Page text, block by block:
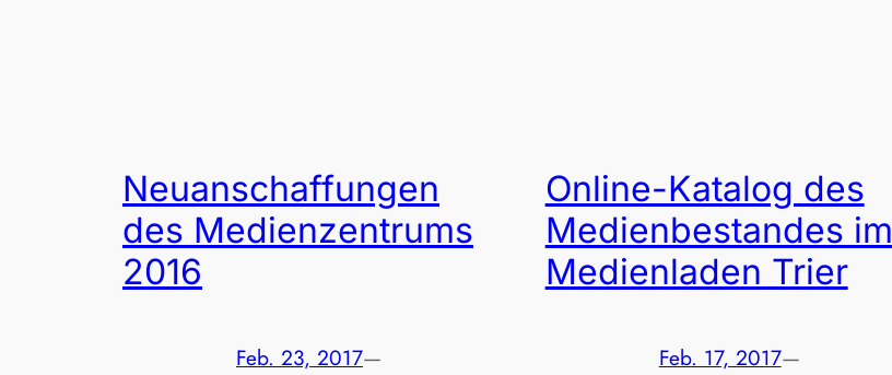
Neuanschaffungen
des Medienzentrums
2016
Feb. 23, 2017—
Online-Katalog des
Medienbestandes im
Medienladen Trier
Feb. 17, 2017—